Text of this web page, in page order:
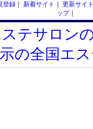
登録｜ 新着サイト ｜ 更新サイ
ップ｜
テサロン
の全国エ